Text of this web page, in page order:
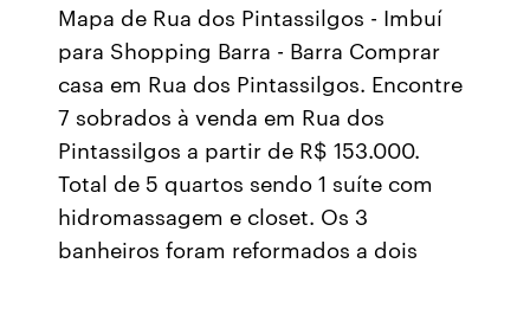
Mapa de Rua dos Pintassilgos - Imbuí
para Shopping Barra - Barra Comprar
casa em Rua dos Pintassilgos. Encontre
7 sobrados à venda em Rua dos
Pintassilgos a partir de R$ 153.000.
Total de 5 quartos sendo 1 suíte com
hidromassagem e closet. Os 3
banheiros foram reformados a dois